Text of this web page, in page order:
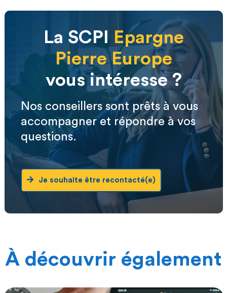
La SCPI
Epargne
Pierre Europe
vous intéresse ?
Nos conseillers sont prêts à vous
accompagner et répondre à vos
questions.
Je souhaite être recontacté(e)
À découvrir également